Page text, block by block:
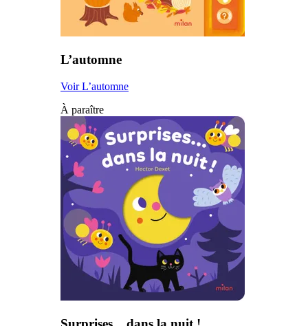
L’automne
Voir L’automne
À paraître